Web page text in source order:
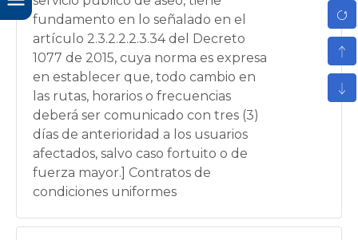
fundamento en lo señalado en el
artículo 2.3.2.2.2.3.34 del Decreto
1077 de 2015, cuya norma es expresa
en establecer que, todo cambio en
las rutas, horarios o frecuencias
deberá ser comunicado con tres (3)
días de anterioridad a los usuarios
afectados, salvo caso fortuito o de
fuerza mayor.] Contratos de
condiciones uniformes